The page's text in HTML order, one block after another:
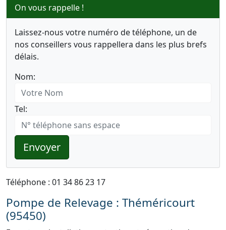
On vous rappelle !
Laissez-nous votre numéro de téléphone, un de
nos conseillers vous rappellera dans les plus brefs
délais.
Nom:
Tel:
Envoyer
Téléphone : 01 34 86 23 17
Pompe de Relevage : Théméricourt
(95450)